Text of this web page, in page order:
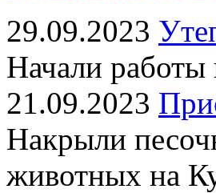
29.09.2023
Начали
21.09.2023
Накрыли
животных на